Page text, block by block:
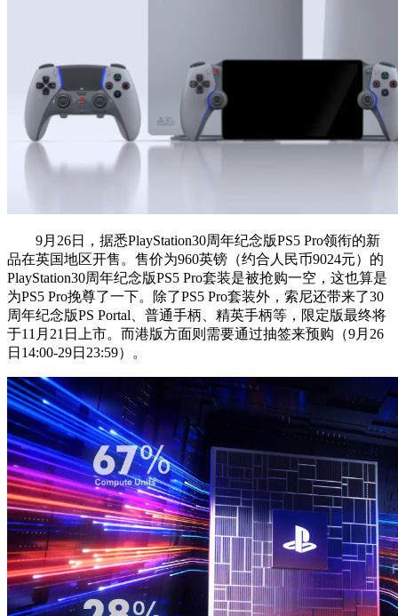
9月26日，据悉PlayStation30周年纪念版PS5 Pro领衔的新
品在英国地区开售。售价为960英镑（约合人民币9024元）的
PlayStation30周年纪念版PS5 Pro套装是被抢购一空，这也算是
为PS5 Pro挽尊了一下。除了PS5 Pro套装外，索尼还带来了30
周年纪念版PS Portal、普通手柄、精英手柄等，限定版最终将
于11月21日上市。而港版方面则需要通过抽签来预购（9月26
日14:00-29日23:59）。